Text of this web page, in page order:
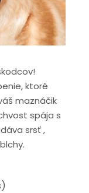
ktoré
maznáčik
spája s
srsť ,